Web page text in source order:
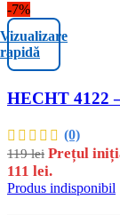
-7%
Vizualizare
rapidă
HECHT 4122
(0)
119lei Prețul
111 lei.
Produs indisponibil